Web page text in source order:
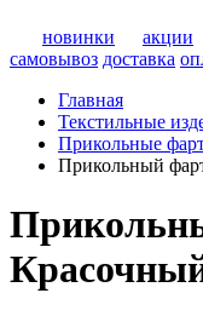
новинки акции
самовывоз доставка
Главная
Текстильные
Прикольные
Прикольный